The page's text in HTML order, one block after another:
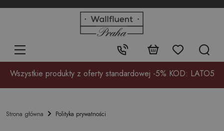
Kontakt:
+48
17
Wszystkie produkty z oferty standardowej -5% KOD: LATO5
Strona główna Polityka prywatności